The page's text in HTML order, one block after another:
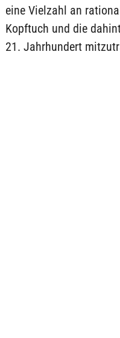
eine Vielzahl an
Kopftuch und die
21. Jahrhundert